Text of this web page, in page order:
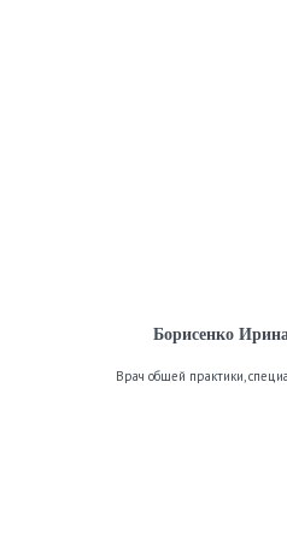
Борисенко
Врач общей практики,